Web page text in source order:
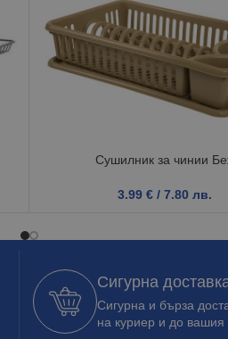
Сушилник за чинии
3.99 € / 7.80 лв.
Сигурна
Сигурна и бърза
на куриер и до